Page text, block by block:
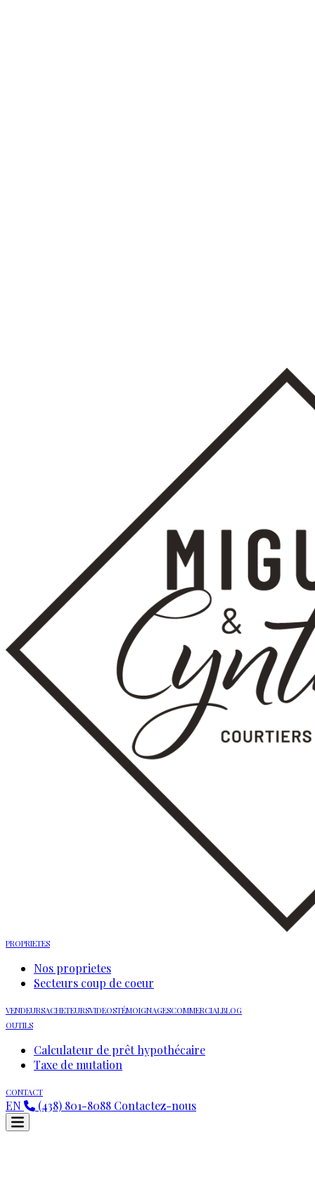
PROPRIETES
Nos proprietes
Secteurs coup de coeur
VENDEURSACHETEURSVIDEOSTÉMOIGNAGESCOMMERCIALBLOG
OUTILS
Calculateur de prêt hypothécaire
Taxe de mutation
CONTACT
EN (438) 801-8088 Contactez-nous